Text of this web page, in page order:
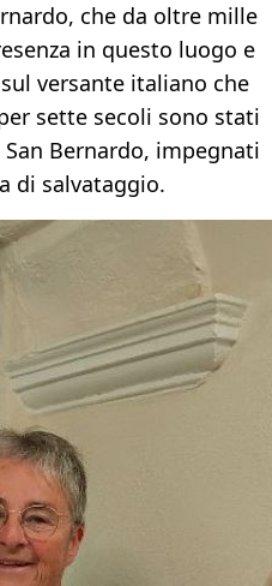
che da oltre mille
in questo luogo e
versante italiano che
sette secoli sono stati
Bernardo, impegnati
di salvataggio.